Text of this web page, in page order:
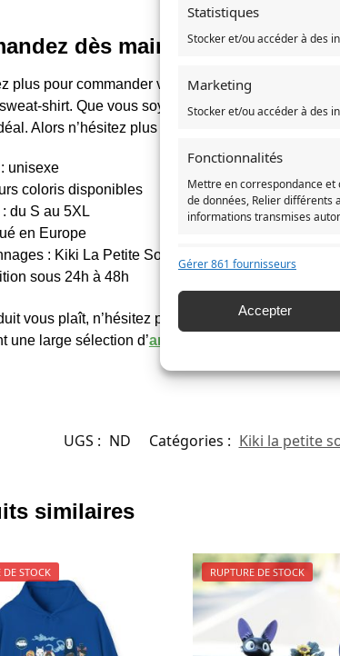
Statistiques
Stocker et/ou accéder à des
Marketing
Stocker et/ou accéder à des
Fonctionnalités
Mettre en correspondance et
de données, Relier différents
informations transmises
Assurer la sécurité,
Enregistrer et
confidentialité.
Gérer 861 fournisseurs
Accepter
dès maintenant votre
plus pour commander votre **Sweat Jiji Le Chat
shirt. Que vous soyez un fan inconditionnel
Alors n’hésitez plus et plongez dans l’univers
unisexe
coloris disponibles
du S au 5XL
en Europe
: Kiki La Petite Soricère et Jiji Le Chat
sous 24h à 48h
vous plaît, n’hésitez pas à consulter nos
une large sélection d’articles de votre
UGS : ND Catégories : Kiki la petite
similaires
DE STOCK RUPTURE DE STOCK